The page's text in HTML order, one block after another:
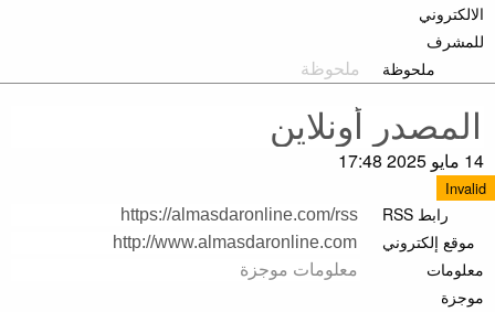
الالكتروني
للمشرف
ملحوظة
14 مايو 2025 17:48
Invalid
رابط RSS
موقع إلكتروني
معلومات
موجزة